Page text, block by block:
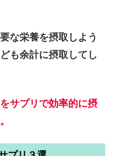
な栄養を摂取しよう
も余計に摂取してし
サプリで効率的に摂